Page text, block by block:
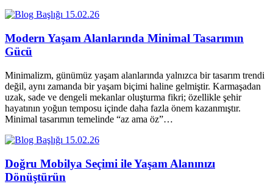
15.02.26
Modern Yaşam Alanlarında Minimal Tasarımın
Gücü
Minimalizm, günümüz yaşam alanlarında yalnızca bir tasarım trendi
değil, aynı zamanda bir yaşam biçimi haline gelmiştir. Karmaşadan
uzak, sade ve dengeli mekanlar oluşturma fikri; özellikle şehir
hayatının yoğun temposu içinde daha fazla önem kazanmıştır.
Minimal tasarımın temelinde “az ama öz”…
15.02.26
Doğru Mobilya Seçimi ile Yaşam Alanınızı
Dönüştürün